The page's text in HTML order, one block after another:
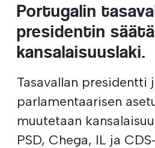
Portugalin
presidentin
kansalaisuuslaki.
Tasavallan presidentti
parlamentaarisen
muutetaan
PSD, Chega, IL ja